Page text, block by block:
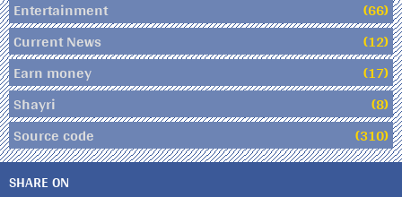
Entertainment
(66)
Current News
(12)
Earn money
(17)
Shayri
(8)
Source code
(310)
SHARE ON